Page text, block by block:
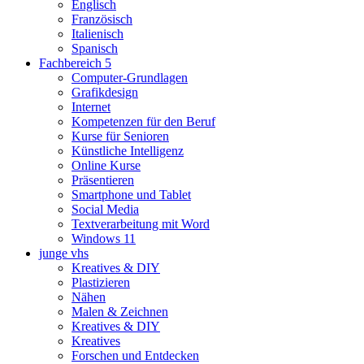
Englisch
Französisch
Italienisch
Spanisch
Fachbereich 5
Computer-Grundlagen
Grafikdesign
Internet
Kompetenzen für den Beruf
Kurse für Senioren
Künstliche Intelligenz
Online Kurse
Präsentieren
Smartphone und Tablet
Social Media
Textverarbeitung mit Word
Windows 11
junge vhs
Kreatives & DIY
Plastizieren
Nähen
Malen & Zeichnen
Kreatives & DIY
Kreatives
Forschen und Entdecken